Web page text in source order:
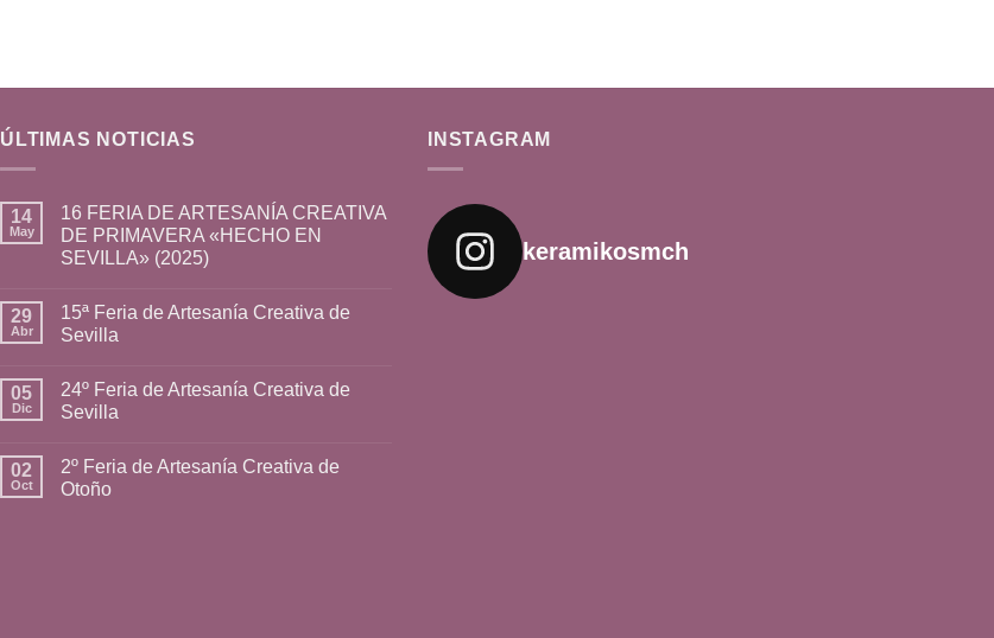
ÚLTIMAS NOTICIAS
14
May
16 FERIA DE ARTESANÍA CREATIVA
DE PRIMAVERA «HECHO EN
SEVILLA» (2025)
29
Abr
15ª Feria de Artesanía Creativa de
Sevilla
05
Dic
24º Feria de Artesanía Creativa de
Sevilla
02
Oct
2º Feria de Artesanía Creativa de
Otoño
INSTAGRAM
keramikosmch